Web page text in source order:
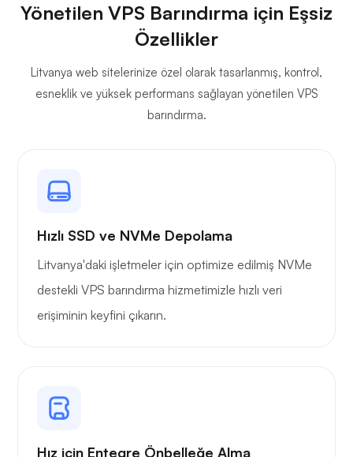
Yönetilen VPS Barındırma için Eşsiz
Özellikler
Litvanya web sitelerinize özel olarak tasarlanmış, kontrol,
esneklik ve yüksek performans sağlayan yönetilen VPS
barındırma.
Hızlı SSD ve NVMe Depolama
Litvanya'daki işletmeler için optimize edilmiş NVMe
destekli VPS barındırma hizmetimizle hızlı veri
erişiminin keyfini çıkarın.
Hız için Entegre Önbelleğe Alma